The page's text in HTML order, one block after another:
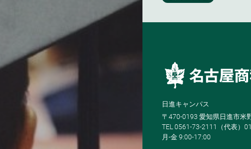
日進キャンパス
〒470-0193 愛知県日進市米
TEL 0561-73-2111（代表）
月-金 9:00-17:00